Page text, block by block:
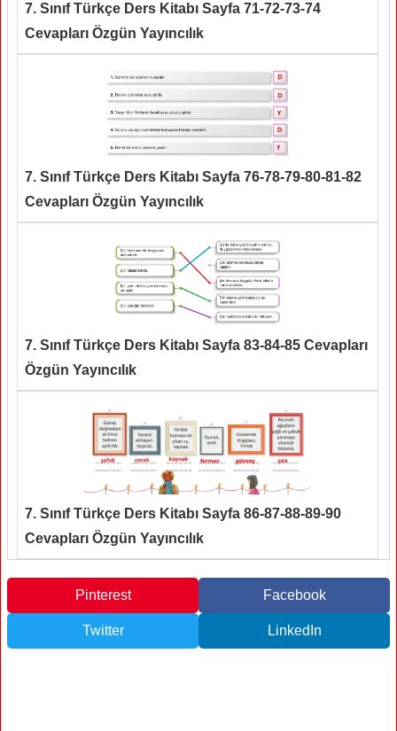
7. Sınıf Türkçe Ders Kitabı Sayfa 71-72-73-74
Cevapları Özgün Yayıncılık
7. Sınıf Türkçe Ders Kitabı Sayfa 76-78-79-80-81-82
Cevapları Özgün Yayıncılık
7. Sınıf Türkçe Ders Kitabı Sayfa 83-84-85 Cevapları
Özgün Yayıncılık
7. Sınıf Türkçe Ders Kitabı Sayfa 86-87-88-89-90
Cevapları Özgün Yayıncılık
Pinterest Facebook
Twitter LinkedIn